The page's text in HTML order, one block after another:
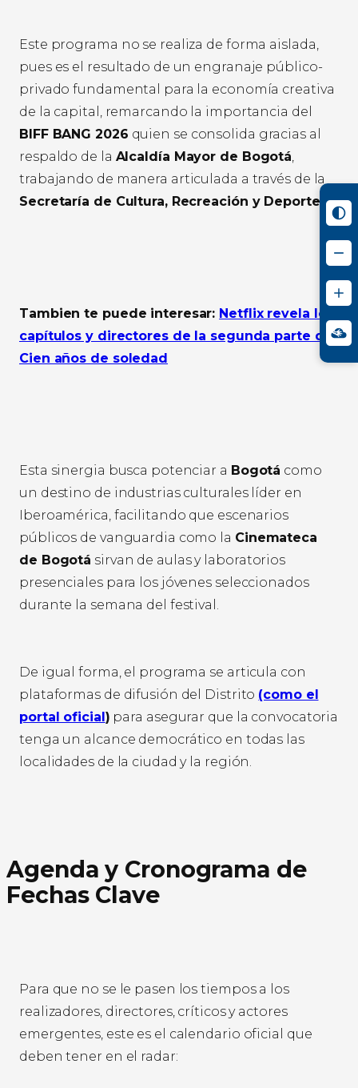
Este programa no se realiza de forma aislada,
pues es el resultado de un engranaje público-
privado fundamental para la economía creativa
de la capital, remarcando la importancia del
BIFF BANG 2026 quien se consolida gracias al
respaldo de la Alcaldía Mayor de Bogotá,
trabajando de manera articulada a través de la
Secretaría de Cultura, Recreación y Deporte
Tambien te puede interesar: Netflix revela los
capítulos y directores de la segunda parte de
Cien años de soledad
Esta sinergia busca potenciar a Bogotá como
un destino de industrias culturales líder en
Iberoamérica, facilitando que escenarios
públicos de vanguardia como la Cinemateca
de Bogotá sirvan de aulas y laboratorios
presenciales para los jóvenes seleccionados
durante la semana del festival.
De igual forma, el programa se articula con
plataformas de difusión del Distrito (como el
portal oficial ) para asegurar que la convocatoria
tenga un alcance democrático en todas las
localidades de la ciudad y la región.
Agenda y Cronograma de
Fechas Clave
Para que no se le pasen los tiempos a los
realizadores, directores, críticos y actores
emergentes, este es el calendario oficial que
deben tener en el radar: